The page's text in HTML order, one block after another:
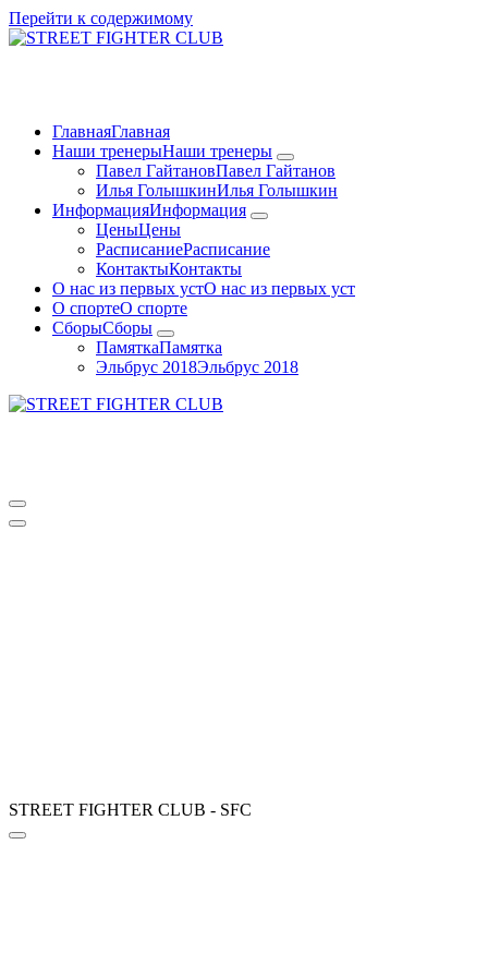
Перейти к содержимому
ГлавнаяГлавная
Наши тренерыНаши тренеры
Павел ГайтановПавел Гайтанов
Илья ГолышкинИлья Голышкин
ИнформацияИнформация
ЦеныЦены
РасписаниеРасписание
КонтактыКонтакты
О нас из первых устО нас из первых уст
О спортеО спорте
СборыСборы
ПамяткаПамятка
Эльбрус 2018Эльбрус 2018
STREET FIGHTER CLUB - SFC